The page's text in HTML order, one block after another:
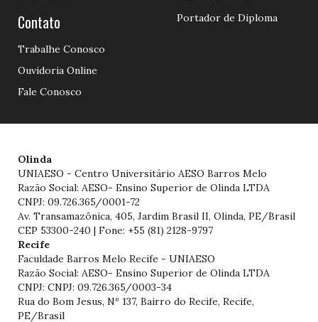
Contato
Trabalhe Conosco
Ouvidoria Online
Fale Conosco
Portador de Diploma
Olinda
UNIAESO - Centro Universitário AESO Barros Melo
Razão Social: AESO- Ensino Superior de Olinda LTDA
CNPJ: 09.726.365/0001-72
Av. Transamazônica, 405, Jardim Brasil II, Olinda, PE/Brasil
CEP 53300-240 | Fone: +55 (81) 2128-9797
Recife
Faculdade Barros Melo Recife - UNIAESO
Razão Social: AESO- Ensino Superior de Olinda LTDA
CNPJ: CNPJ: 09.726.365/0003-34
Rua do Bom Jesus, Nº 137, Bairro do Recife, Recife,
PE/Brasil